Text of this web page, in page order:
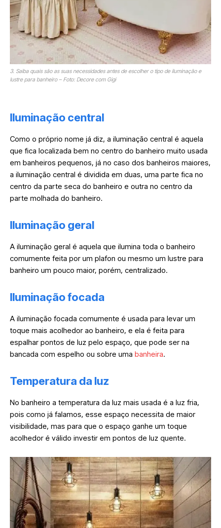
3. Saiba quais são as suas necessidades antes de escolher o tipo de iluminação e
lustre para banheiro – Foto: Decore com Gigi
Iluminação central
Como o próprio nome já diz, a iluminação central é aquela
que fica localizada bem no centro do banheiro muito usada
em banheiros pequenos, já no caso dos banheiros maiores,
a iluminação central é dividida em duas, uma parte fica no
centro da parte seca do banheiro e outra no centro da
parte molhada do banheiro.
Iluminação geral
A iluminação geral é aquela que ilumina toda o banheiro
comumente feita por um plafon ou mesmo um lustre para
banheiro um pouco maior, porém, centralizado.
Iluminação focada
A iluminação focada comumente é usada para levar um
toque mais acolhedor ao banheiro, e ela é feita para
espalhar pontos de luz pelo espaço, que pode ser na
bancada com espelho ou sobre uma banheira.
Temperatura da luz
No banheiro a temperatura da luz mais usada é a luz fria,
pois como já falamos, esse espaço necessita de maior
visibilidade, mas para que o espaço ganhe um toque
acolhedor é válido investir em pontos de luz quente.